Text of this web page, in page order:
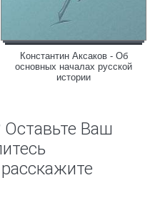
Константин Аксаков - Об
основных началах русской
истории
Оставьте Ваш